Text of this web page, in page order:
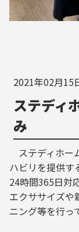
2021年02月15
ステディ
み
ステディホー
ハビリを提供す
24時間365日対
エクササイズや
ニング等を行っ